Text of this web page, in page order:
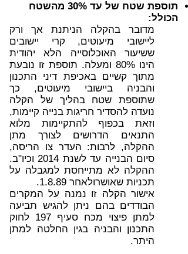
תוספת שטח של עד 30% מהשטח
הכולל:
מדובר בהקלה הניתנת אך ורק
ליישובי מיעוטים, קרי יישובים
ששיעור האוכלוסייה הלא יהודית
הינו 80% ומעלה. תוספת זו נובעת
מתוך קשיים באכיפת דיני התכנון
והבניה ביישובי מיעוטים, כך
שתוספת שטח בהליך של הקלה
נועדה להסדיר חריגות בנייה קיימות,
וזאת בכפוף להתקיימות מלוא
התנאים הדרושים לצורך מתן
ההקלה, לרבות: העדר צו הריסה,
סיום הבנייה עד לשנת 2014 וכיו"ב.
ההקלה לא מתייחסת למגבלה על
תכניות שאושרולאחר 1.8.89.
אישור הקלה זו נמנה על המקרים
הבודדים בהם ניתן להגיש תביעה
למתן פיצוי מכח סעיף 197 לחוק
התכנון והבניה בגין החלטה למתן
היתר.